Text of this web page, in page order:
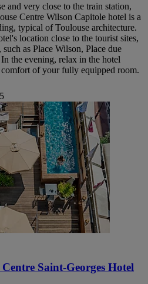
and very close to the train station,
Centre Wilson Capitole hotel is a
typical of Toulouse architecture.
location close to the tourist sites,
such as Place Wilson, Place due
the evening, relax in the hotel
of your fully equipped room.
Saint-Georges Hotel